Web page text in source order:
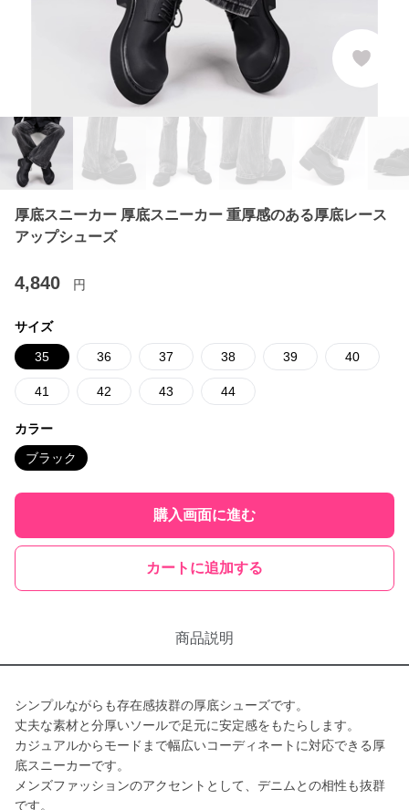
厚底スニーカー 厚底スニーカー 重厚感のある厚底レース
アップシューズ
4,840 円
サイズ
35 36 37 38 39 40
41 42 43 44
カラー
ブラック
購入画面に進む
カートに追加する
商品説明
シンプルながらも存在感抜群の厚底シューズです。
丈夫な素材と分厚いソールで足元に安定感をもたらします。
カジュアルからモードまで幅広いコーディネートに対応できる厚
底スニーカーです。
メンズファッションのアクセントとして、デニムとの相性も抜群
です。